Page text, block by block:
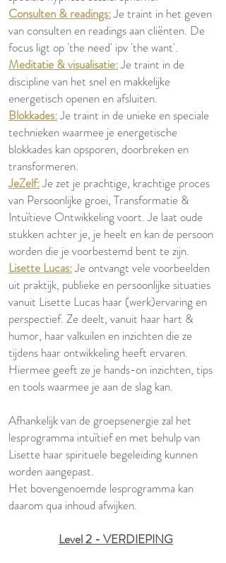
Consulten & readings:Je traint in het geven
van consulten en readings aan cliënten. De
focus ligt op 'the need' ipv 'the want'.
Meditatie & visualisatie:Je traint in de
discipline van het snel en makkelijke
energetisch openen en afsluiten.
Blokkades:Je traint in de unieke en speciale
technieken waarmee je energetische
blokkades kan opsporen, doorbreken en
transformeren.
JeZelf:Je zet je prachtige, krachtige proces
van Persoonlijke groei, Transformatie &
Intuïtieve Ontwikkeling voort. Je laat oude
stukken achter je, je heelt en kan de persoon
worden die je voorbestemd bent te zijn.
Lisette Lucas:Je ontvangt vele voorbeelden
uit praktijk, publieke en persoonlijke situaties
vanuit Lisette Lucas haar (werk)ervaring en
perspectief. Ze deelt, vanuit haar hart &
humor, haar valkuilen en inzichten die ze
tijdens haar ontwikkeling heeft ervaren.
Hiermee geeft ze je hands-on inzichten, tips
en tools waarmee je aan de slag kan.
Afhankelijk van de groepsenergie zal het
lesprogramma intuïtief en met behulp van
Lisette haar spirituele begeleiding kunnen
worden aangepast.
Het bovengenoemde lesprogramma kan
daarom qua inhoud afwijken.
Level 2 - VERDIEPING